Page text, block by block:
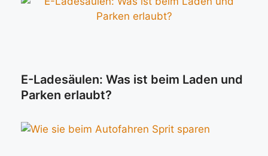
E-Ladesäulen: Was ist beim Laden und
Parken erlaubt?